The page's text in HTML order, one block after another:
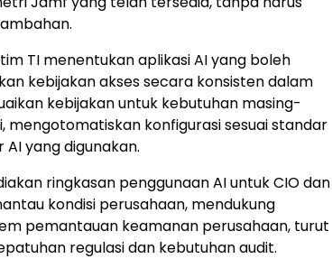
TI menentukan aplikasi AI yang boleh
kebijakan akses secara konsisten dalam
kebijakan untuk kebutuhan masing-
mengotomatiskan konfigurasi sesuai standar
yang digunakan.
ringkasan penggunaan AI untuk CIO dan
kondisi perusahaan, mendukung
pemantauan keamanan perusahaan, turut
regulasi dan kebutuhan audit.